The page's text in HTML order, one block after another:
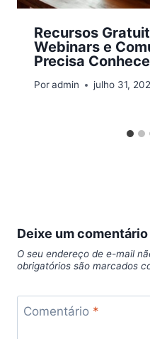
Recursos
Webinars e
Precisa
Poradmin julho 31,
Deixe um comentário
O seu endereço de e-mail
obrigatórios são marcados
Comentário *